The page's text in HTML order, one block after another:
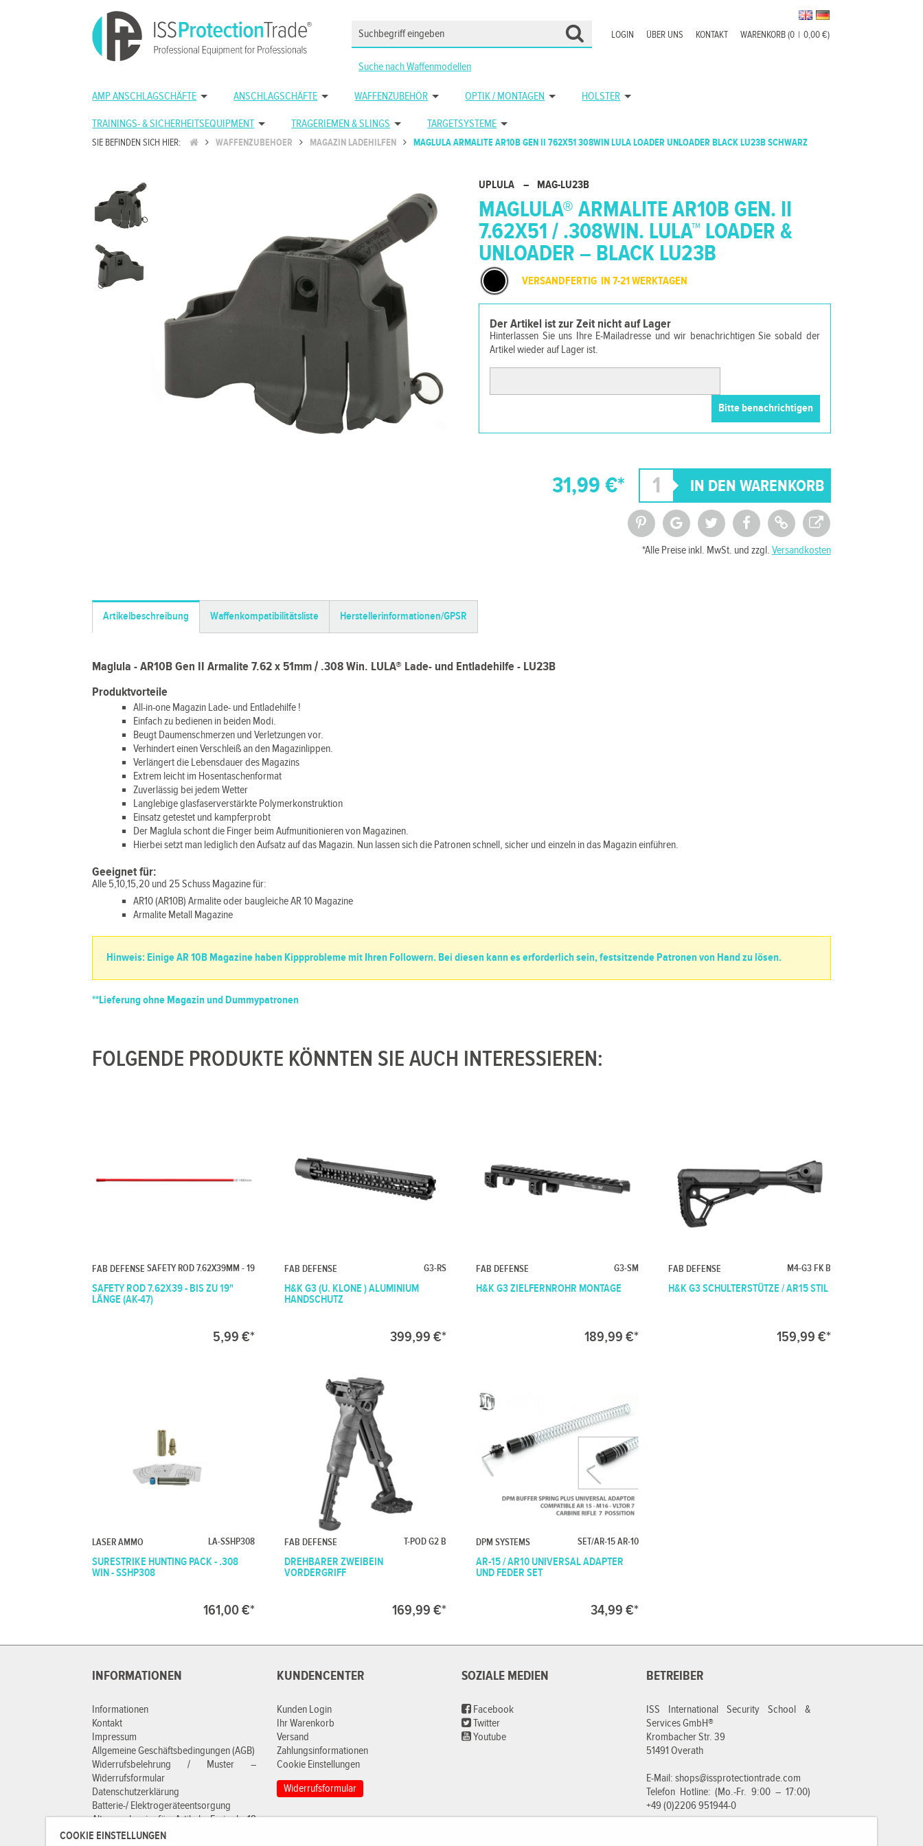
COOKIE EINSTELLUNGEN
WARENKORB (0 | 0,00 €)
KONTAKT
ÜBER UNS
LOGIN
Suche nach Waffenmodellen
AMP ANSCHLAGSCHÄFTE ANSCHLAGSCHÄFTE WAFFENZUBEHÖR OPTIK / MONTAGEN HOLSTER
TRAININGS- & SICHERHEITSEQUIPMENT TRAGERIEMEN & SLINGS TARGETSYSTEME
SIE BEFINDEN SICH HIER: WAFFENZUBEHOER MAGAZIN LADEHILFEN MAGLULA ARMALITE AR10B GEN II 762X51 308WIN LULA LOADER UNLOADER BLACK LU23B SCHWARZ
UPLULA – MAG-LU23B
MAGLULA® ARMALITE AR10B GEN. II
7.62X51 / .308WIN. LULA™ LOADER &
UNLOADER – BLACK LU23B
VERSANDFERTIG IN 7-21 WERKTAGEN
Der Artikel ist zur Zeit nicht auf Lager
Hinterlassen Sie uns Ihre E-Mailadresse und wir benachrichtigen Sie sobald der
Artikel wieder auf Lager ist.
31,99 €*
*Alle Preise inkl. MwSt. und zzgl. Versandkosten
Artikelbeschreibung Waffenkompatibilitätsliste Herstellerinformationen/GPSR
Maglula - AR10B Gen II Armalite 7.62 x 51mm / .308 Win. LULA® Lade- und Entladehilfe - LU23B
Produktvorteile
All-in-one Magazin Lade- und Entladehilfe !
Einfach zu bedienen in beiden Modi.
Beugt Daumenschmerzen und Verletzungen vor.
Verhindert einen Verschleiß an den Magazinlippen.
Verlängert die Lebensdauer des Magazins
Extrem leicht im Hosentaschenformat
Zuverlässig bei jedem Wetter
Langlebige glasfaserverstärkte Polymerkonstruktion
Einsatz getestet und kampferprobt
Der Maglula schont die Finger beim Aufmunitionieren von Magazinen.
Hierbei setzt man lediglich den Aufsatz auf das Magazin. Nun lassen sich die Patronen schnell, sicher und einzeln in das Magazin einführen.
Geeignet für:
Alle 5,10,15,20 und 25 Schuss Magazine für:
AR10 (AR10B) Armalite oder baugleiche AR 10 Magazine
Armalite Metall Magazine
Hinweis: Einige AR 10B Magazine haben Kippprobleme mit Ihren Followern. Bei diesen kann es erforderlich sein, festsitzende Patronen von Hand zu lösen.
**Lieferung ohne Magazin und Dummypatronen
FOLGENDE PRODUKTE KÖNNTEN SIE AUCH INTERESSIEREN:
FAB DEFENSE SAFETY ROD 7.62X39MM - 19
SAFETY ROD 7.62X39 - BIS ZU 19"
LÄNGE (AK-47)
5,99 €*
FAB DEFENSE G3-RS
H&K G3 (U. KLONE ) ALUMINIUM
HANDSCHUTZ
399,99 €*
FAB DEFENSE G3-SM
H&K G3 ZIELFERNROHR MONTAGE
189,99 €*
FAB DEFENSE M4-G3 FK B
H&K G3 SCHULTERSTÜTZE / AR15 STIL
159,99 €*
LASER AMMO LA-SSHP308
SURESTRIKE HUNTING PACK - .308
WIN - SSHP308
161,00 €*
FAB DEFENSE T-POD G2 B
DREHBARER ZWEIBEIN
VORDERGRIFF
169,99 €*
DPM SYSTEMS SET/AR-15 AR-10
AR-15 / AR10 UNIVERSAL ADAPTER
UND FEDER SET
34,99 €*
INFORMATIONEN
Informationen
Kontakt
Impressum
Allgemeine Geschäftsbedingungen (AGB)
Widerrufsbelehrung / Muster –
Widerrufsformular
Datenschutzerklärung
Batterie-/ Elektrogeräteentsorgung
Altersnachweis für Artikel „Frei ab 18
Jahren“
KUNDENCENTER
Kunden Login
Ihr Warenkorb
Versand
Zahlungsinformationen
Cookie Einstellungen
Widerrufsformular
SOZIALE MEDIEN
Facebook
Twitter
Youtube
BETREIBER
ISS International Security School &
Services GmbH®
Krombacher Str. 39
51491 Overath
E-Mail: shops@issprotectiontrade.com
Telefon Hotline: (Mo.-Fr. 9:00 – 17:00)
+49 (0)2206 951944-0